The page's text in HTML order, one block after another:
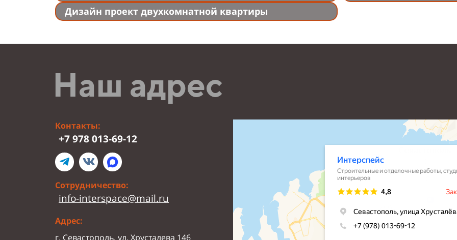
Дизайн проект двухкомнатной квартиры
Наш адрес
Контакты:
+7 978 013-69-12
Сотрудничество:
info-interspace@mail.ru
Адрес:
г. Севастополь, ул. Хрусталева 146